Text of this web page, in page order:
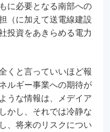
に必要となる南部への
（に加えて送電線建設
投資をあきらめる電力
くと言っていいほど報
ルギー事業への期待が
うな情報は、メデイア
かし、それでは冷静な
、将来のリスクについ